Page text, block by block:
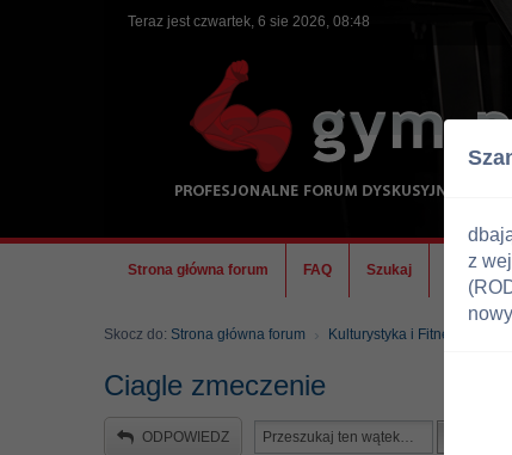
Teraz jest czwartek, 6 sie 2026, 08:48
Strona główna forum FAQ Szukaj Ekipa
Skocz do: Strona główna forum Kulturystyka i Fitness
Ciagle zmeczenie
ODPOWIEDZ
z